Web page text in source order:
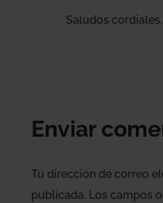
Saludos cordiales.
Enviar
Tu dirección de correo
publicada. Los campos